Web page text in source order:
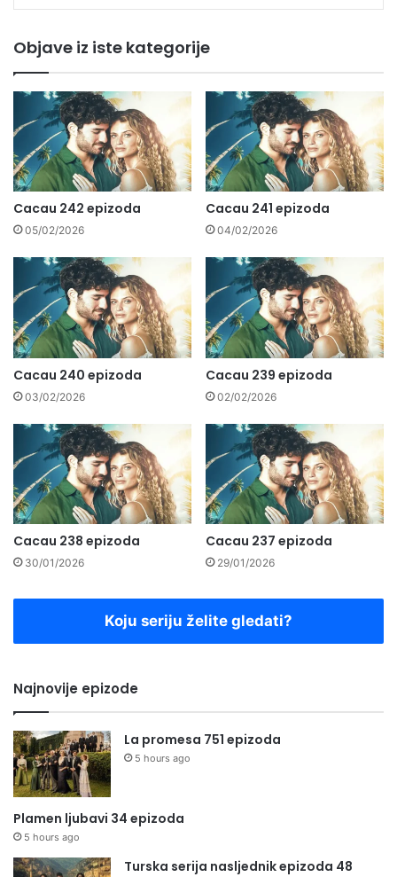
Objave iz iste kategorije
Cacau 242 epizoda
05/02/2026
Cacau 241 epizoda
04/02/2026
Cacau 240 epizoda
03/02/2026
Cacau 239 epizoda
02/02/2026
Cacau 238 epizoda
30/01/2026
Cacau 237 epizoda
29/01/2026
Koju seriju želite gledati?
Najnovije epizode
La promesa 751 epizoda
5 hours ago
Plamen ljubavi 34 epizoda
5 hours ago
Turska serija nasljednik epizoda 48